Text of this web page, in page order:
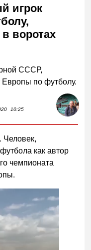
игрок
воротах
СССР,
по футболу.
10:25
Человек,
как автор
чемпионата